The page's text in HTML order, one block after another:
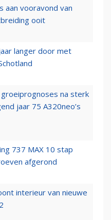
aan vooravond van
ooit
langer door met
na sterk
jaar 75 A320neo’s
737 MAX 10 stap
afgerond
interieur van nieuwe